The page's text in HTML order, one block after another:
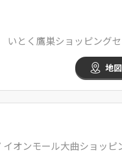
とく鷹巣ショッピング
地図
オンモール大曲ショッピ